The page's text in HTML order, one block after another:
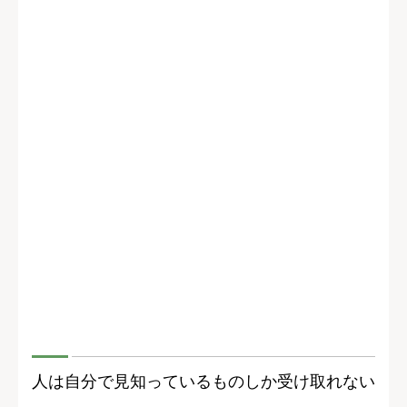
人は自分で見知っているものしか受け取れない